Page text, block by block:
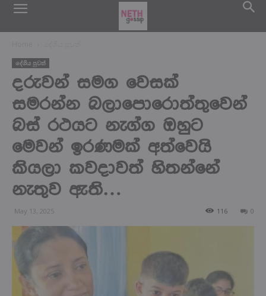
දේශිය පුවත්
දරුවන් සමග වෙසක්
සමරන්න බලාපොරොත්තුවෙන්
බස් රථයට නැග්ග ඔහුට
මෙවන් ඉරණමක් අත්වෙයි
කියලා කවදාවත් හිතන්නේ
නැතුව ඇති…
May 13, 2025 0
116